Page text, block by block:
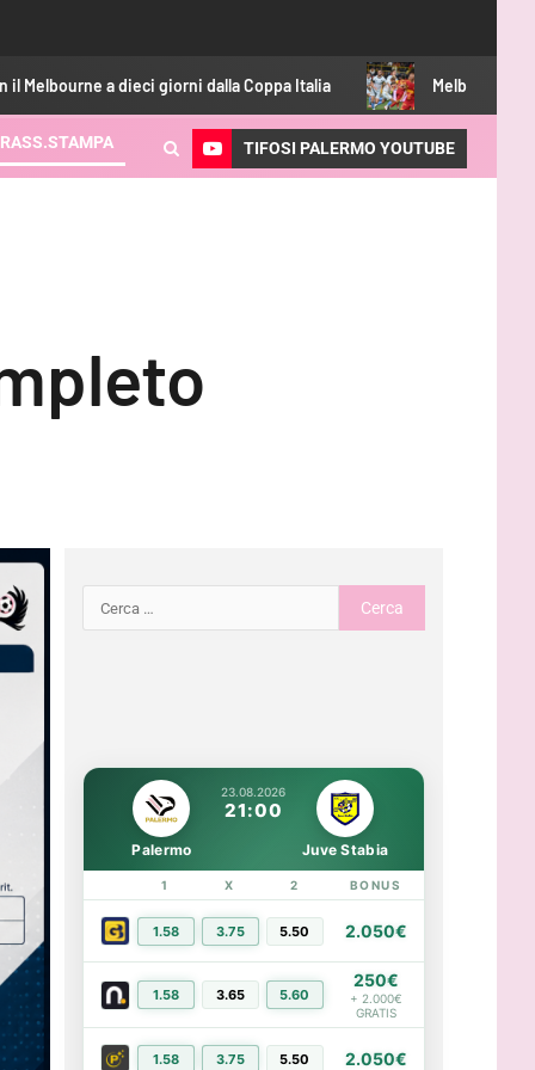
dalla Coppa Italia Melbourne City-Palermo 0-2: Le
RASS.STAMPA TIFOSI PALERMO YOUTUBE
23.08.2026
21:00
Palermo Juve Stabia
1 X 2 BONUS
1.58 3.75 5.50 2.050€
1.58 3.65 5.60
250€
+ 2.000€
GRATIS
1.58 3.75 5.50 2.050€